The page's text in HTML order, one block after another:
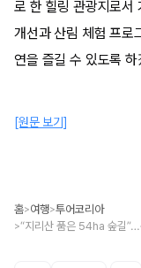
로 한 힐링 관광지로서
개선과 산림 체험 프로
연을 즐길 수 있도록 하
[원문 보기]
홈>여행>투어코리아
>